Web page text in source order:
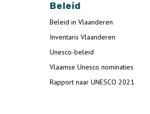
Beleid
Beleid in Vlaanderen
Inventaris Vlaanderen
Unesco-beleid
Vlaamse Unesco nominaties
Rapport naar UNESCO 2021